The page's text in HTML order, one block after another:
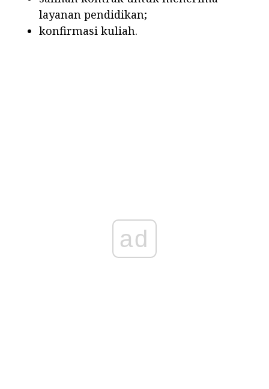
layanan pendidikan;
konfirmasi kuliah.
ad